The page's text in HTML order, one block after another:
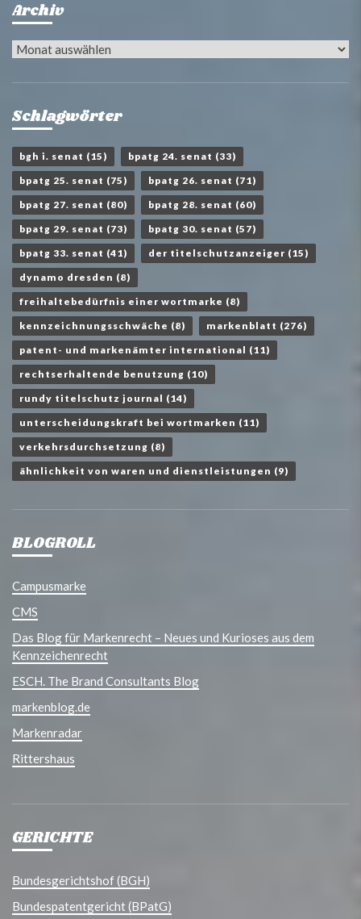
Archiv
Archiv
Schlagwörter
bgh i. senat (15) bpatg 24. senat (33)
bpatg 25. senat (75) bpatg 26. senat (71)
bpatg 27. senat (80) bpatg 28. senat (60)
bpatg 29. senat (73) bpatg 30. senat (57)
bpatg 33. senat (41) der titelschutzanzeiger (15)
dynamo dresden (8)
freihaltebedürfnis einer wortmarke (8)
kennzeichnungsschwäche (8) markenblatt (276)
patent- und markenämter international (11)
rechtserhaltende benutzung (10)
rundy titelschutz journal (14)
unterscheidungskraft bei wortmarken (11)
verkehrsdurchsetzung (8)
ähnlichkeit von waren und dienstleistungen (9)
BLOGROLL
Campusmarke
CMS
Das Blog für Markenrecht – Neues und Kurioses aus dem
Kennzeichenrecht
ESCH. The Brand Consultants Blog
markenblog.de
Markenradar
Rittershaus
GERICHTE
Bundesgerichtshof (BGH)
Bundespatentgericht (BPatG)